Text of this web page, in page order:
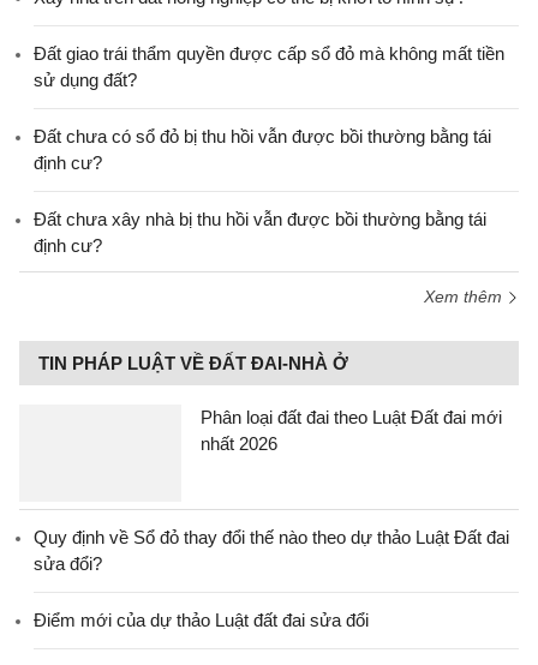
Đất giao trái thẩm quyền được cấp sổ đỏ mà không mất tiền
sử dụng đất?
Đất chưa có sổ đỏ bị thu hồi vẫn được bồi thường bằng tái
định cư?
Đất chưa xây nhà bị thu hồi vẫn được bồi thường bằng tái
định cư?
Xem thêm
TIN PHÁP LUẬT VỀ ĐẤT ĐAI-NHÀ Ở
Phân loại đất đai theo Luật Đất đai mới
nhất 2026
Quy định về Sổ đỏ thay đổi thế nào theo dự thảo Luật Đất đai
sửa đổi?
Điểm mới của dự thảo Luật đất đai sửa đổi